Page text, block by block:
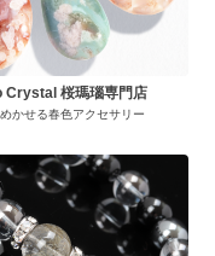
Crystal 桜瑪瑙専門店
かせる春色アクセサリー